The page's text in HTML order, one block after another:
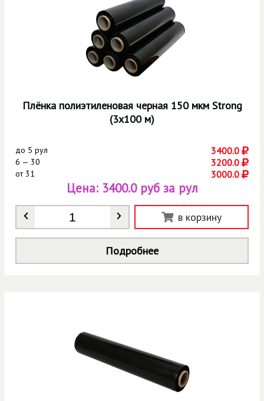
Плёнка полиэтиленовая черная 150 мкм Strong
(3х100 м)
до 5 рул 3400.0
6 — 30 3200.0
от31 3000.0
Количество
Цена: 3400.0 руб за рул
в корзину
Подробнее